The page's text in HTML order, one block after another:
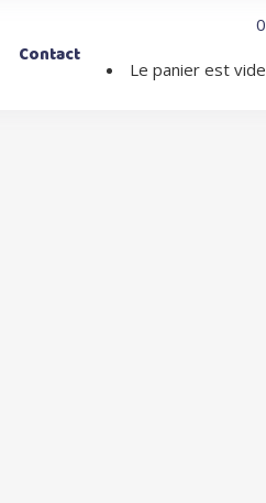
Contact
0
Le panier est vide